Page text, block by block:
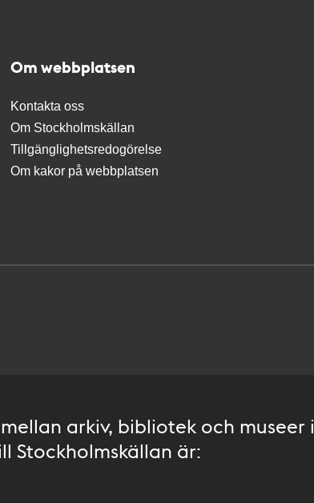
Om webbplatsen
Kontakta oss
Om Stockholmskällan
Tillgänglighetsredogörelse
Om kakor på webbplatsen
arkiv, bibliotek och museer i
Stockholmskällan är: